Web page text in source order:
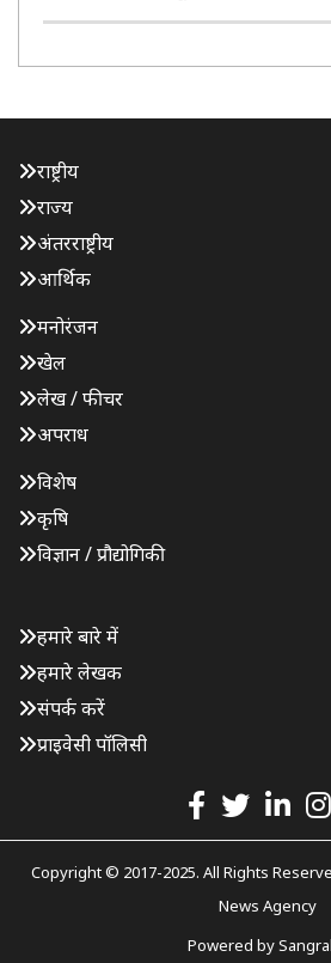
मंत्री मोहम्मद आज़म खान तथा पूर्व
राष्ट्रीय
राज्य
अंतरराष्ट्रीय
आर्थिक
मनोरंजन
खेल
लेख / फीचर
अपराध
विशेष
कृषि
विज्ञान / प्रौद्योगिकी
हमारे बारे में
हमारे लेखक
संपर्क करें
प्राइवेसी पॉलिसी
Copyright © 2017-2025. All Rights
News Agency
Powered by